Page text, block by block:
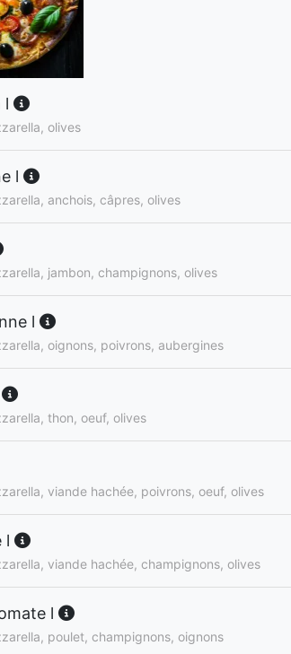
l
olives
l
anchois, câpres, olives
jambon, champignons, olives
l
oignons, poivrons, aubergines
thon, oeuf, olives
viande hachée, poivrons, oeuf, olives
l
viande hachée, champignons, olives
l
poulet, champignons, oignons